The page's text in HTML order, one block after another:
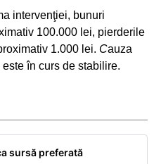
intervenţiei, bunuri
100.000 lei, pierderile
1.000 lei. Cauza
în curs de stabilire.
sursă preferată